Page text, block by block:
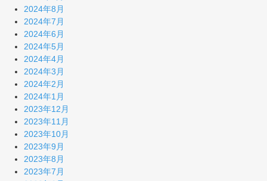
2024年8月
2024年7月
2024年6月
2024年5月
2024年4月
2024年3月
2024年2月
2024年1月
2023年12月
2023年11月
2023年10月
2023年9月
2023年8月
2023年7月